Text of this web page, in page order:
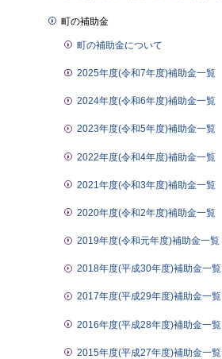
町の補助金
町の補助金について
2025年度(令和7年度)補助金一覧
2024年度(令和6年度)補助金一覧
2023年度(令和5年度)補助金一覧
2022年度(令和4年度)補助金一覧
2021年度(令和3年度)補助金一覧
2020年度(令和2年度)補助金一覧
2019年度(令和元年度)補助金一覧
2018年度(平成30年度)補助金一覧
2017年度(平成29年度)補助金一覧
2016年度(平成28年度)補助金一覧
2015年度(平成27年度)補助金一覧